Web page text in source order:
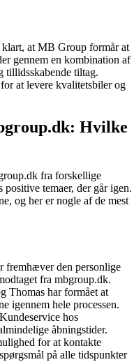
klart, at MB Group formår at
gennem en kombination af
tillidsskabende tiltag.
at levere kvalitetsbiler og
Hvilke
fra forskellige
temaer, der går igen.
og her er nogle af de mest
fremhæver den personlige
fra mbgroup.dk.
Thomas har formået at
igennem hele processen.
Kundeservice hos
åbningstider.
for at kontakte
på alle tidspunkter